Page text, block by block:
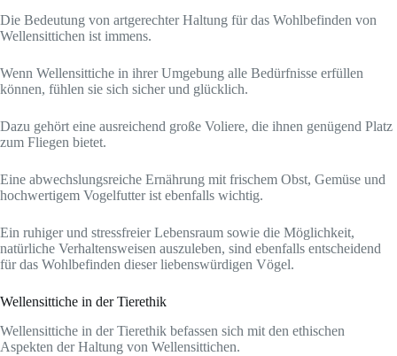
Die Bedeutung von artgerechter Haltung für das Wohlbefinden von
Wellensittichen ist immens.
Wenn Wellensittiche in ihrer Umgebung alle Bedürfnisse erfüllen
können, fühlen sie sich sicher und glücklich.
Dazu gehört eine ausreichend große Voliere, die ihnen genügend Platz
zum Fliegen bietet.
Eine abwechslungsreiche Ernährung mit frischem Obst, Gemüse und
hochwertigem Vogelfutter ist ebenfalls wichtig.
Ein ruhiger und stressfreier Lebensraum sowie die Möglichkeit,
natürliche Verhaltensweisen auszuleben, sind ebenfalls entscheidend
für das Wohlbefinden dieser liebenswürdigen Vögel.
Wellensittiche in der Tierethik
Wellensittiche in der Tierethik befassen sich mit den ethischen
Aspekten der Haltung von Wellensittichen.